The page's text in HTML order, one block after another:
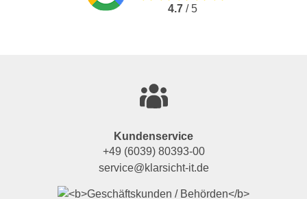
4.7 / 5
Kundenservice
+49 (6039) 80393-00
service@klarsicht-it.de